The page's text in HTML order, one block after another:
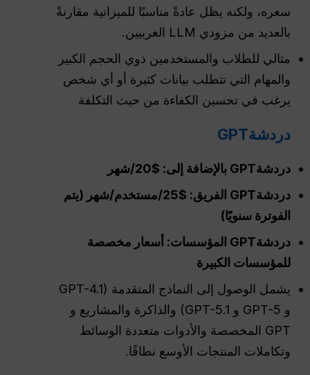
سعره، ولكنه يظل عادةً مناسبًا للميزانية مقارنةً
بالعديد من مزودي LLM الغربيين.
مثالي للطلاب والمستخدمين ذوي الحجم الكبير
والمهام التي تتطلب بيانات كثيرة أو أي شخص
يرغب في تحسين الكفاءة من حيث التكلفة
دردشةGPT
دردشةGPT
بالإضافة إلى: $20/شهر
دردشةGPT
الفريق: $25/مستخدم/شهر (يتم
الفوترة سنويًا)
دردشةGPT
المؤسسات: أسعار مخصصة
للمؤسسات الكبيرة
يشمل الوصول إلى النماذج المتقدمة (GPT-4.1
و GPT-5 و GPT-5.1) والذاكرة والمشاريع و
GPT المخصصة والأدوات متعددة الوسائط
وتكاملات المنتجات الأوسع نطاقًا.